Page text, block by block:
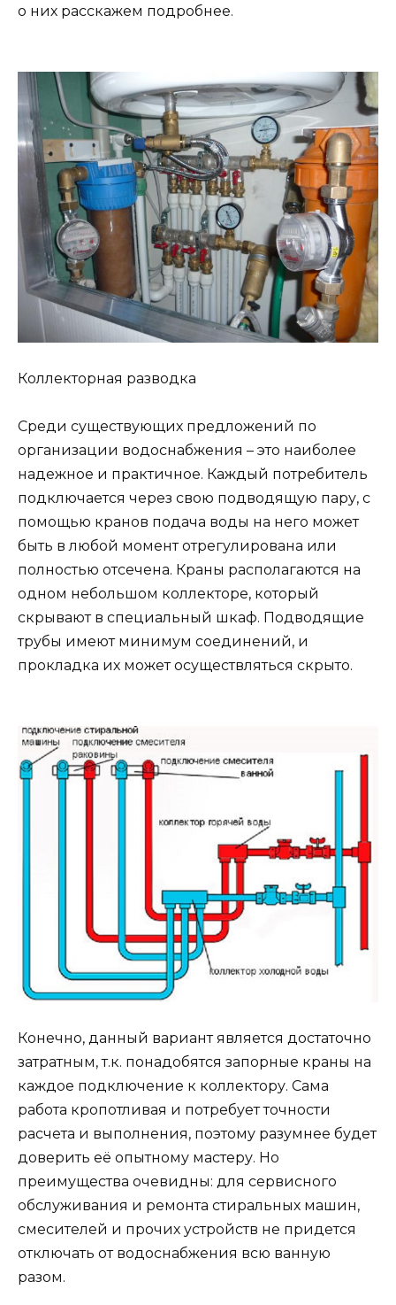
о них расскажем подробнее.
Коллекторная разводка
Среди существующих предложений по
организации водоснабжения – это наиболее
надежное и практичное. Каждый потребитель
подключается через свою подводящую пару, с
помощью кранов подача воды на него может
быть в любой момент отрегулирована или
полностью отсечена. Краны располагаются на
одном небольшом коллекторе, который
скрывают в специальный шкаф. Подводящие
трубы имеют минимум соединений, и
прокладка их может осуществляться скрыто.
Конечно, данный вариант является достаточно
затратным, т.к. понадобятся запорные краны на
каждое подключение к коллектору. Сама
работа кропотливая и потребует точности
расчета и выполнения, поэтому разумнее будет
доверить её опытному мастеру. Но
преимущества очевидны: для сервисного
обслуживания и ремонта стиральных машин,
смесителей и прочих устройств не придется
отключать от водоснабжения всю ванную
разом.